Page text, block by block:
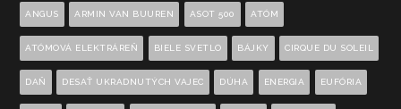
ANGUS ARMIN VAN BUUREN ASOT 500 ATÓM
ATÓMOVÁ ELEKTRÁREŇ BIELE SVETLO BÁJKY CIRQUE DU SOLEIL
DAŇ DESAŤ UKRADNUTÝCH VAJEC DÚHA ENERGIA EUFÓRIA